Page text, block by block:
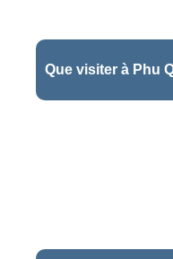
Que visiter à Phu